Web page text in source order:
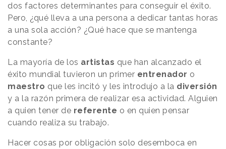
dos factores determinantes para conseguir el éxito.
Pero, ¿qué lleva a una persona a dedicar tantas horas
a una sola acción? ¿Qué hace que se mantenga
constante?
La mayoría de los artistas que han alcanzado el
éxito mundial tuvieron un primer entrenador o
maestro que les incitó y les introdujo a la diversión
y a la razón primera de realizar esa actividad. Alguien
a quien tener de referente o en quien pensar
cuando realiza su trabajo.
Hacer cosas por obligación solo desemboca en